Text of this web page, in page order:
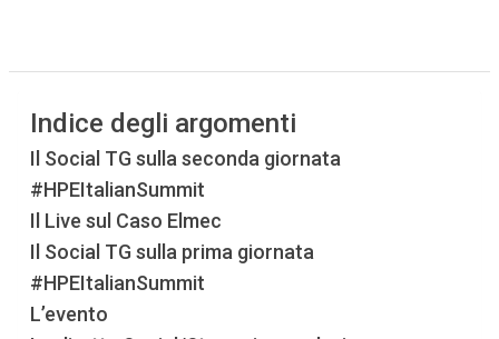
Indice degli argomenti
Il Social TG sulla seconda giornata
#HPEItalianSummit
Il Live sul Caso Elmec
Il Social TG sulla prima giornata
#HPEItalianSummit
L’evento